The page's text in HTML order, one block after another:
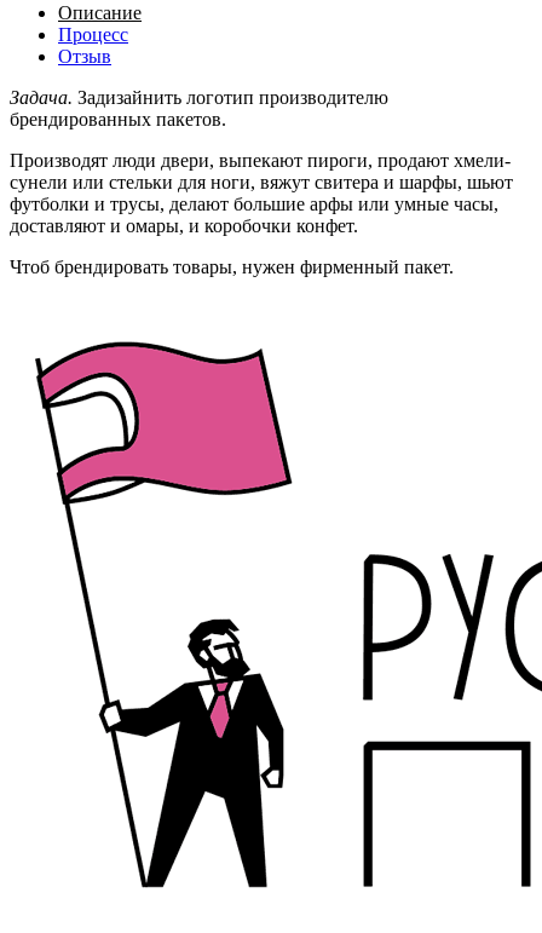
Описание
Процесс
Отзыв
Задача. Задизайнить логотип производителю
брендированных пакетов.
Производят люди двери, выпекают пироги, продают хмели-
сунели или стельки для ноги, вяжут свитера и шарфы, шьют
футболки и трусы, делают большие арфы или умные часы,
доставляют и омары, и коробочки конфет.
Чтоб брендировать товары, нужен фирменный пакет.